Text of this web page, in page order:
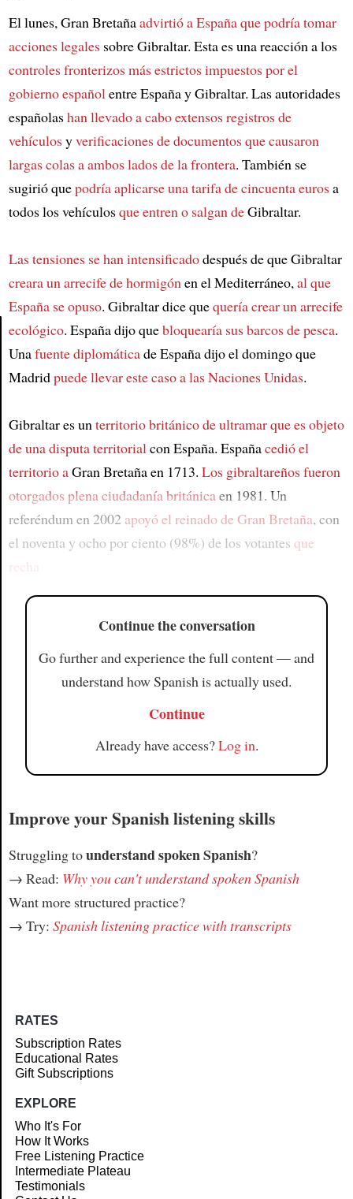
Article
El lunes, Gran Bretañaadvirtió a España que podría tomar
acciones legalessobre Gibraltar. Esta es una reacción a los
controles fronterizos más estrictosimpuestos por el
gobierno españolentre España y Gibraltar. Las autoridades
españolashan llevado a cabo extensos registros de
vehículosyverificaciones de documentosque causaron
largas colasa ambos lados de la frontera. También se
sugirió quepodría aplicarse una tarifa de cincuenta eurosa
todos los vehículosque entren o salgan deGibraltar.
Las tensiones se han intensificadodespués de que Gibraltar
creara un arrecife de hormigónen el Mediterráneo,al que
España se opuso. Gibraltar dice quequería crear un arrecife
ecológico. España dijo quebloquearía sus barcos de pesca.
Unafuente diplomáticade España dijo el domingo que
Madridpuede llevar este caso a las Naciones Unidas.
Gibraltar es unterritorio británico de ultramarque es objeto
de una disputa territorialcon España. Españacedió el
territorio aGran Bretaña en 1713. Los gibraltareños fueron
otorgados plena ciudadanía británicaen 1981. Un
referéndum en 2002 apoyó el reinado de Gran Bretaña, con
el noventa y ocho por ciento (98%) de los votantes que
recha
Continue the conversation
Go further and experience the full content — and
understand how Spanish is actually used.
Continue
Already have access?Log in.
Improve your Spanish listening skills
Struggling tounderstand spoken Spanish?
→ Read: Why you can't understand spoken Spanish
Want more structured practice?
→ Try: Spanish listening practice with transcripts
RATES
Subscription Rates
Educational Rates
Gift Subscriptions
EXPLORE
Who It's For
How It Works
Free Listening Practice
Intermediate Plateau
Testimonials